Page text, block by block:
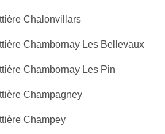
Chalonvillars
Chambornay Les Bellevaux
Chambornay Les Pin
Champagney
Champey